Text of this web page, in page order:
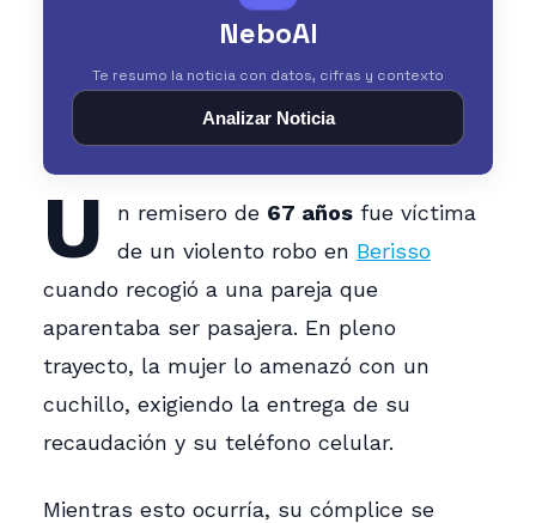
NeboAI
Te resumo la noticia con datos, cifras y contexto
Analizar Noticia
U n remisero de 67 añosfue víctima
de un violento robo en Berisso
cuando recogió a una pareja que
aparentaba ser pasajera. En pleno
trayecto, la mujer lo amenazó con un
cuchillo, exigiendo la entrega de su
recaudación y su teléfono celular.
Mientras esto ocurría, su cómplice se